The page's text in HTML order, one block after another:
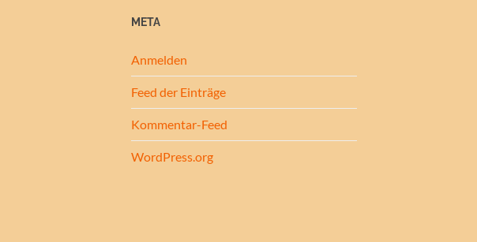
META
Anmelden
Feed der Einträge
Kommentar-Feed
WordPress.org